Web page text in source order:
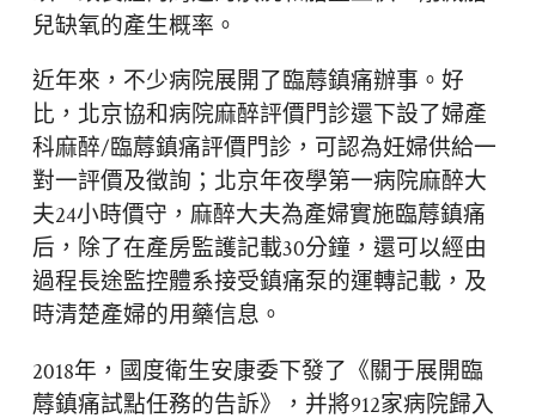
兒缺氧的產生概率。
近年來，不少病院展開了臨蓐鎮痛辦事。好
比，北京協和病院麻醉評價門診還下設了婦產
科麻醉/臨蓐鎮痛評價門診，可認為妊婦供給一
對一評價及徵詢；北京年夜學第一病院麻醉大
夫24小時價守，麻醉大夫為產婦實施臨蓐鎮痛
后，除了在產房監護記載30分鐘，還可以經由
過程長途監控體系接受鎮痛泵的運轉記載，及
時清楚產婦的用藥信息。
2018年，國度衛生安康委下發了《關于展開臨
蓐鎮痛試點任務的告訴》，并將912家病院歸入